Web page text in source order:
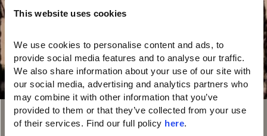
This website uses cookies
We use cookies to personalise content and ads, to
provide social media features and to analyse our traffic.
We also share information about your use of our site with
our social media, advertising and analytics partners who
may combine it with other information that you’ve
provided to them or that they’ve collected from your use
of their services. Find our full policy here
Gültig bis: Gesamte Saison 2026